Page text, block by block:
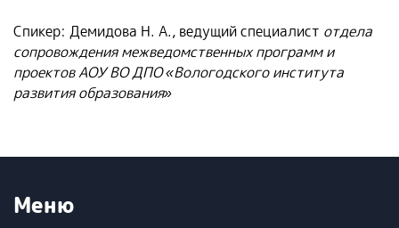
Спикер: Демидова Н. А., ведущий специалист отдела
сопровождения межведомственных программ и
проектов АОУ ВО ДПО «Вологодского института
развития образования»
Меню